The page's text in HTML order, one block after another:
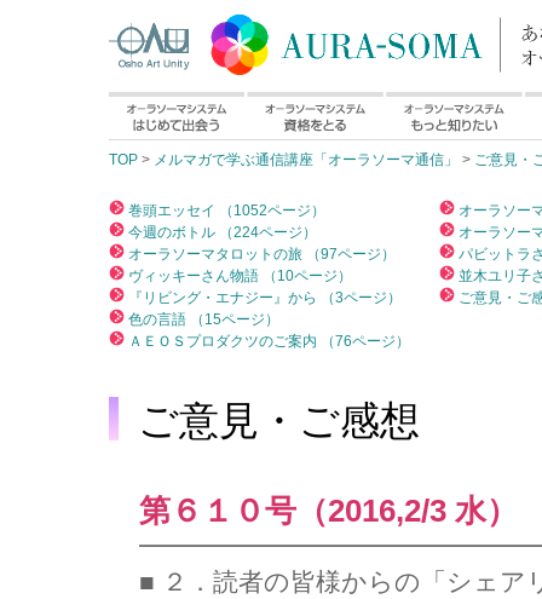
TOP > メルマガで学ぶ通信講座「オーラソーマ通信」 > ご意見・
巻頭エッセイ （1052ページ）
今週のボトル （224ページ）
オーラソーマタロットの旅 （97ページ）
ヴィッキーさん物語 （10ページ）
『リビング・エナジー』から （3ページ）
色の言語 （15ページ）
ＡＥＯＳプロダクツのご案内 （76ページ）
オーラソー
オーラソー
パビットラ
並木ユリ子
ご意見・ご
ご意見・ご感想
第６１０号（2016,2/3 水）
■ ２．読者の皆様からの「シェア